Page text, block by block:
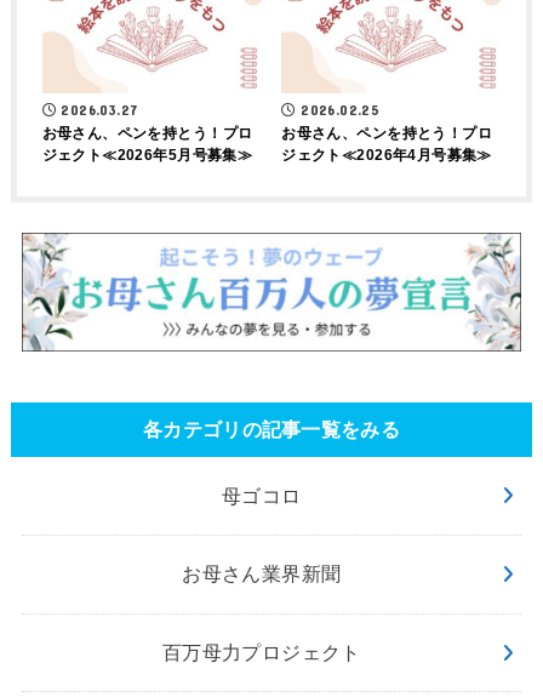
2026.03.27
お母さん、ペンを持とう！プロ
ジェクト≪2026年5月号募集≫
2026.02.25
お母さん、ペンを持とう！プロ
ジェクト≪2026年4月号募集≫
各カテゴリの記事一覧をみる
母ゴコロ
お母さん業界新聞
百万母力プロジェクト